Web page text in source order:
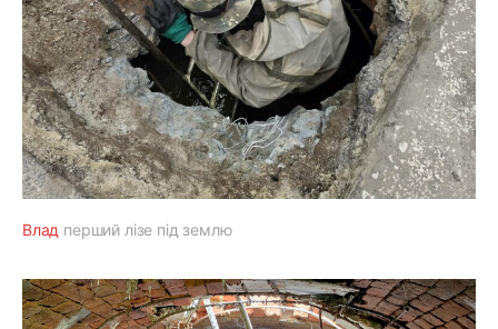
Влад перший лізе під землю